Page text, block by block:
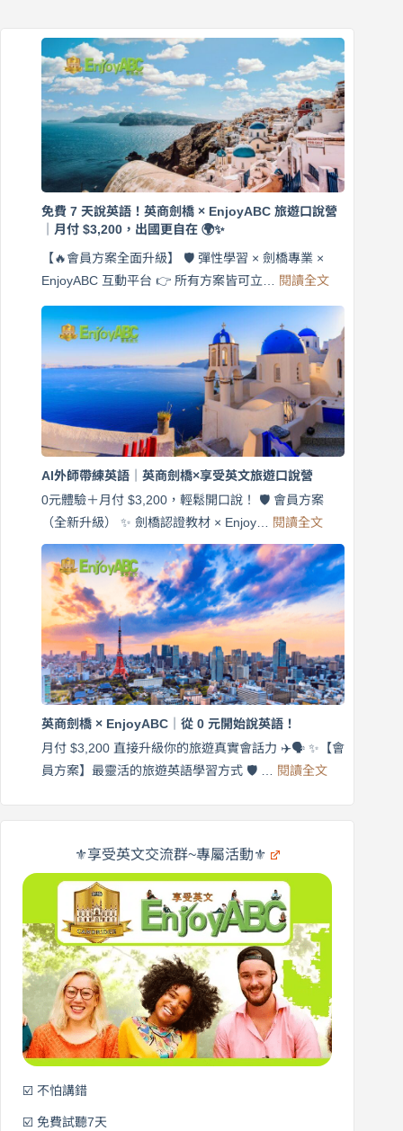
免費 7 天說英語！英商劍橋 × EnjoyABC 旅遊口說營
｜月付 $3,200，出國更自在 🌍✨
【🔥會員方案全面升級】 🛡️ 彈性學習 × 劍橋專業 ×
EnjoyABC 互動平台 👉 所有方案皆可立… 閱讀全文:
天
說
英
語！
英
商
劍
口
說
營
月
$3,200，
出
國
在
AI外師帶練英語｜英商劍橋×享受英文旅遊口說營
0元體驗＋月付 $3,200，輕鬆開口說！ 🛡️ 會員方案
（全新升級） ✨ 劍橋認證教材 × Enjoy… 閱讀全文:
外
師
帶
練
英
｜
英
商
×
享
受
口
說
英商劍橋 × EnjoyABC｜從 0 元開始說英語！
月付 $3,200 直接升級你的旅遊真實會話力 ✈️🗣️ ✨【會
員方案】最靈活的旅遊英語學習方式 🛡️ … 閱讀全文:
商
劍
｜
元
英
語！
⚜️享受英文交流群~專屬活動⚜️
☑️ 不怕講錯
☑️ 免費試聽7天